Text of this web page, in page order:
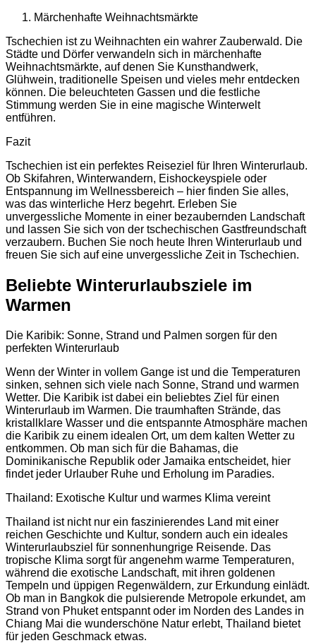
Märchenhafte Weihnachtsmärkte
Tschechien ist zu Weihnachten ein wahrer Zauberwald. Die
Städte und Dörfer verwandeln sich in märchenhafte
Weihnachtsmärkte, auf denen Sie Kunsthandwerk,
Glühwein, traditionelle Speisen und vieles mehr entdecken
können. Die beleuchteten Gassen und die festliche
Stimmung werden Sie in eine magische Winterwelt
entführen.
Fazit
Tschechien ist ein perfektes Reiseziel für Ihren Winterurlaub.
Ob Skifahren, Winterwandern, Eishockeyspiele oder
Entspannung im Wellnessbereich – hier finden Sie alles,
was das winterliche Herz begehrt. Erleben Sie
unvergessliche Momente in einer bezaubernden Landschaft
und lassen Sie sich von der tschechischen Gastfreundschaft
verzaubern. Buchen Sie noch heute Ihren Winterurlaub und
freuen Sie sich auf eine unvergessliche Zeit in Tschechien.
Beliebte Winterurlaubsziele im
Warmen
Die Karibik: Sonne, Strand und Palmen sorgen für den
perfekten Winterurlaub
Wenn der Winter in vollem Gange ist und die Temperaturen
sinken, sehnen sich viele nach Sonne, Strand und warmen
Wetter. Die Karibik ist dabei ein beliebtes Ziel für einen
Winterurlaub im Warmen. Die traumhaften Strände, das
kristallklare Wasser und die entspannte Atmosphäre machen
die Karibik zu einem idealen Ort, um dem kalten Wetter zu
entkommen. Ob man sich für die Bahamas, die
Dominikanische Republik oder Jamaika entscheidet, hier
findet jeder Urlauber Ruhe und Erholung im Paradies.
Thailand: Exotische Kultur und warmes Klima vereint
Thailand ist nicht nur ein faszinierendes Land mit einer
reichen Geschichte und Kultur, sondern auch ein ideales
Winterurlaubsziel für sonnenhungrige Reisende. Das
tropische Klima sorgt für angenehm warme Temperaturen,
während die exotische Landschaft, mit ihren goldenen
Tempeln und üppigen Regenwäldern, zur Erkundung einlädt.
Ob man in Bangkok die pulsierende Metropole erkundet, am
Strand von Phuket entspannt oder im Norden des Landes in
Chiang Mai die wunderschöne Natur erlebt, Thailand bietet
für jeden Geschmack etwas.